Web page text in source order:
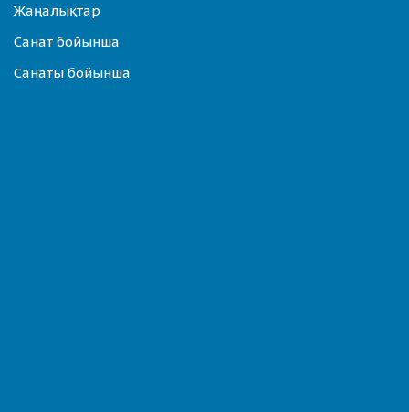
Жаңалықтар
Санат бойынша
Санаты бойынша